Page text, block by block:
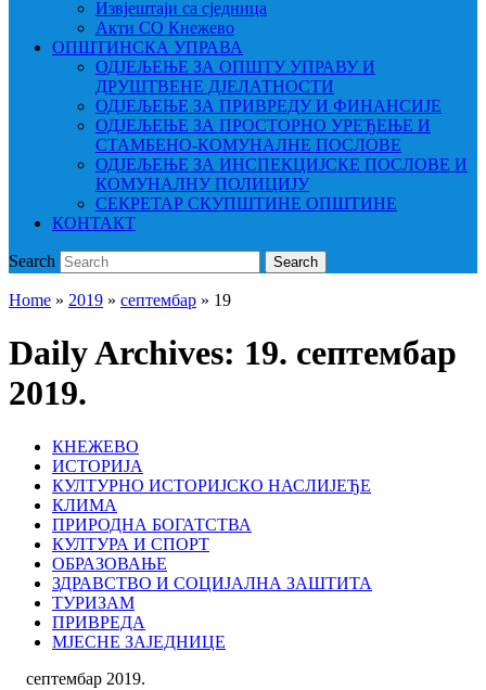
Извјештаји са сједница
Акти СО Кнежево
ОПШТИНСКА УПРАВА
ОДЈЕЉЕЊЕ ЗА ОПШТУ УПРАВУ И
ДРУШТВЕНЕ ДЈЕЛАТНОСТИ
ОДЈЕЉЕЊЕ ЗА ПРИВРЕДУ И ФИНАНСИЈЕ
ОДЈЕЉЕЊЕ ЗА ПРОСТОРНО УРЕЂЕЊЕ И
СТАМБЕНО-КОМУНАЛНЕ ПОСЛОВЕ
ОДЈЕЉЕЊЕ ЗА ИНСПЕКЦИЈСКЕ ПОСЛОВЕ И
КОМУНАЛНУ ПОЛИЦИЈУ
СЕКРЕТАР СКУПШТИНЕ ОПШТИНЕ
КОНТАКТ
Search Search
Home » 2019 » септембар » 19
Daily Archives: 19. септембар
2019.
КНЕЖЕВО
ИСТОРИЈА
КУЛТУРНО ИСТОРИЈСКО НАСЛИЈЕЂЕ
КЛИМА
ПРИРОДНА БОГАТСТВА
КУЛТУРА И СПОРТ
ОБРАЗОВАЊЕ
ЗДРАВСТВО И СОЦИЈАЛНА ЗАШТИТА
ТУРИЗАМ
ПРИВРЕДА
МЈЕСНЕ ЗАЈЕДНИЦЕ
септембар 2019.